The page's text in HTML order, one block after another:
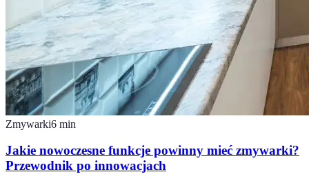
Zmywarki6 min
Jakie nowoczesne funkcje powinny mieć zmywarki?
Przewodnik po innowacjach